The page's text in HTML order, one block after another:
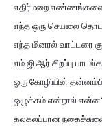
எதிர்மறை எண்ணங்களை
எந்த ஒரு செயலை
எந்த மினரல் வாட்டரை
எம்.ஜி.ஆர் சிறப்பு
ஒரு கோழியின்
ஒழுக்கம் என்றால்
கலகலப்பான